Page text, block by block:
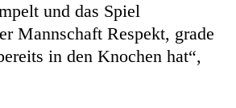
und das Spiel
Mannschaft Respekt, grade
in den Knochen hat“,